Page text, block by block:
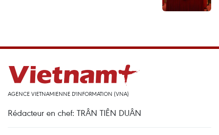
AGENCE VIETNAMIENNE D'INFORMATION (VNA)
Rédacteur en chef: TRÂN TIÊN DUÂN